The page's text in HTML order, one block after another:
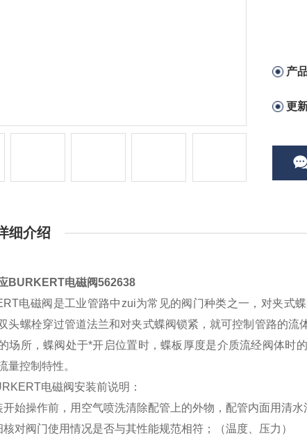
产
更
细介绍
BURKERT电磁阀562638
电磁阀是工业管路中zui为常见的阀门种类之一，对夹式
头螺栓穿过管道法兰和对夹式蝶阀锁紧，就可控制管路的
场所，蝶阀处于*开启位置时，蝶板厚度是介质流经阀体时
量控制特性。
电磁阀安装前说明：
开始操作前，用空气喷洗清除配管上的外物，配管内面用清水
核对阀门使用情况是否与其性能规范相符；（温度、压力）